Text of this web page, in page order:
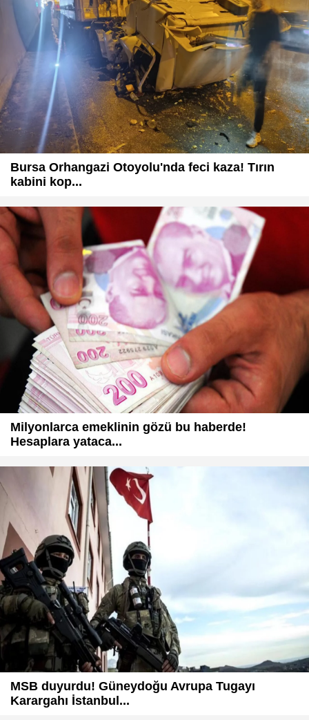
Bursa Orhangazi Otoyolu'nda feci kaza! Tırın
kabini kop...
Milyonlarca emeklinin gözü bu haberde!
Hesaplara yataca...
MSB duyurdu! Güneydoğu Avrupa Tugayı
Karargahı İstanbul...